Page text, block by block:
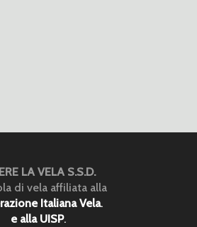
LA VELA S.S.D.
di vela affiliata alla
Italiana Vela.
e alla UISP.